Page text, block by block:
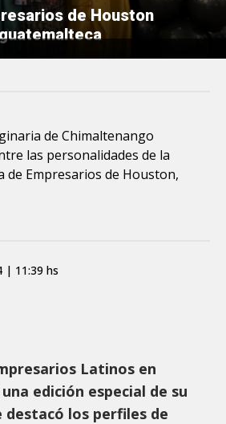
de Houston
de Chimaltenango
las personalidades de la
de Empresarios de Houston,
| 11:39 hs
Latinos en
edición especial de su
destacó los perfiles de